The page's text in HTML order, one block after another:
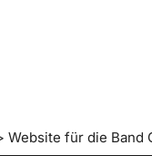
Website für die Band